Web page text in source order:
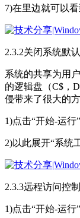
7)在里边就可以
2.3.2关闭系统默
系统的共享为用
的逻辑盘（C$，
侵带来了很大的
1)点击“开始-运行
2)以此展开“系统
2.3.3远程访问控制
1)点击“开始-运行